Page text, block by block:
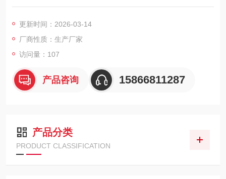
更新时间：2026-03-14
厂商性质：生产厂家
访问量：107
产品咨询 15866811287
产品分类
PRODUCT CLASSIFICATION